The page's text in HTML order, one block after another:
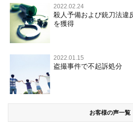
名誉棄損・侮辱
住居侵入等
名誉毀損・侮辱
2022.02.24
殺人予備および銃刀法違
を獲得
2022.01.15
盗撮事件で不起訴処分
お客様の声一覧